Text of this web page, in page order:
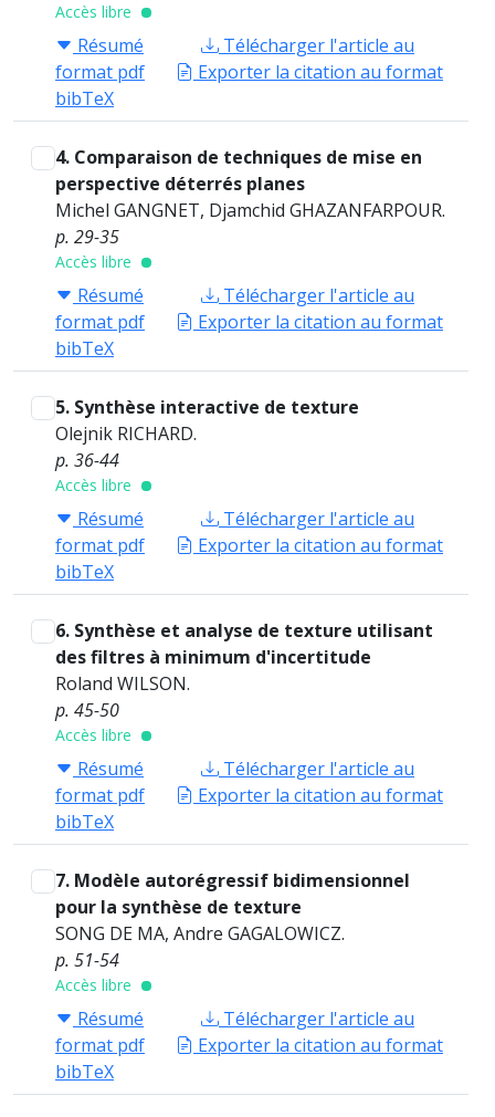
Accès libre
Résumé
Télécharger l'article au
format pdf
Exporter la citation au format
bibTeX
4. Comparaison de techniques de mise en
perspective déterrés planes
Michel GANGNET, Djamchid GHAZANFARPOUR.
p. 29-35
Accès libre
Résumé
Télécharger l'article au
format pdf
Exporter la citation au format
bibTeX
5. Synthèse interactive de texture
Olejnik RICHARD.
p. 36-44
Accès libre
Résumé
Télécharger l'article au
format pdf
Exporter la citation au format
bibTeX
6. Synthèse et analyse de texture utilisant
des filtres à minimum d'incertitude
Roland WILSON.
p. 45-50
Accès libre
Résumé
Télécharger l'article au
format pdf
Exporter la citation au format
bibTeX
7. Modèle autorégressif bidimensionnel
pour la synthèse de texture
SONG DE MA, Andre GAGALOWICZ.
p. 51-54
Accès libre
Résumé
Télécharger l'article au
format pdf
Exporter la citation au format
bibTeX